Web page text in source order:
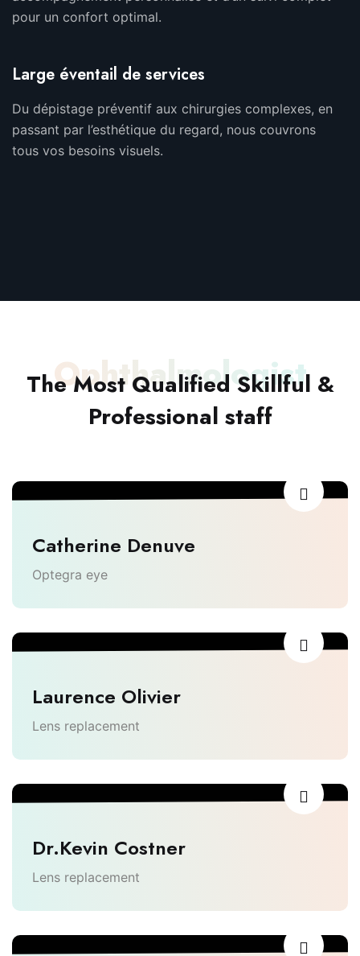
pour un confort optimal.
Large éventail de services
Du dépistage préventif aux chirurgies complexes, en
passant par l’esthétique du regard, nous couvrons
tous vos besoins visuels.
Ophthalmologist
The Most Qualified Skillful &
Professional staff
Catherine Denuve
Optegra eye
Laurence Olivier
Lens replacement
Dr.Kevin Costner
Lens replacement